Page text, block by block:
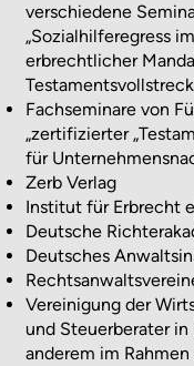
verschiedene
„Sozialhilferegress
erbrechtlicher
Fachseminare von
„zertifizierter
für
Zerb Verlag
Institut für Erbrecht
Deutsche
Deutsches
Vereinigung der
und Steuerberater
anderem im